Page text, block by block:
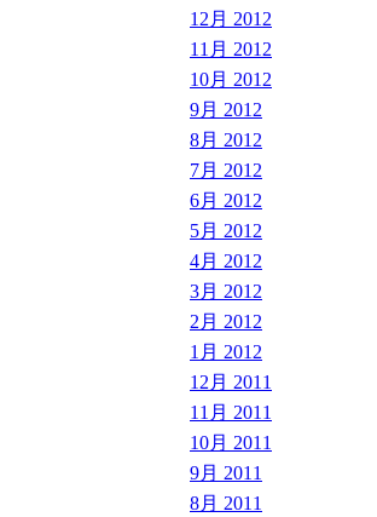
12月 2012
11月 2012
10月 2012
9月 2012
8月 2012
7月 2012
6月 2012
5月 2012
4月 2012
3月 2012
2月 2012
1月 2012
12月 2011
11月 2011
10月 2011
9月 2011
8月 2011